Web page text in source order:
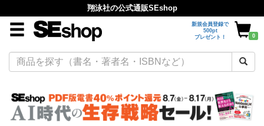
翔泳社の公式通販SEshop
新規会員登録で
500pt
プレゼント！
0